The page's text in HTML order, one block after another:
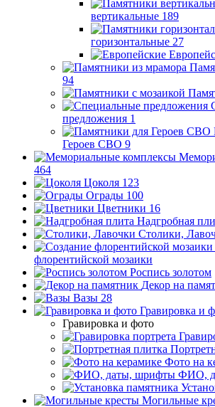
вертикальные 189
горизонтальные 27
94
предложения 1
Героев СВО 9
464
Цоколя 123
Ограды 100
Цветники 16
Надгробная
Столики,
флорентийской мозаики
Роспись золотом
Декор на
Вазы 28
Гравировка и
Гравировка и фото
Фото на
ФИО,
Могильные